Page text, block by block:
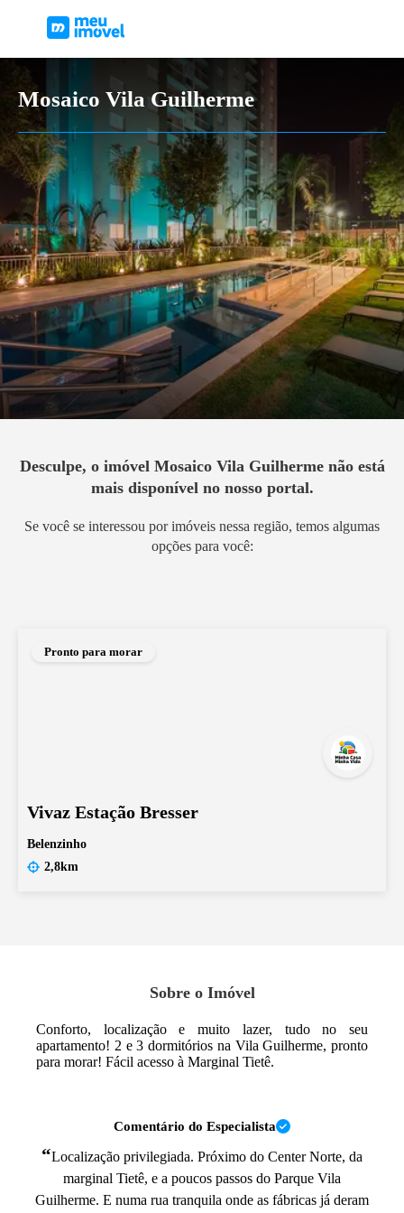
Mosaico Vila Guilherme
Desculpe, o imóvel Mosaico Vila Guilhermenão está
mais disponível no nosso portal.
Se você se interessou por imóveis nessa região, temos algumas
opções para você:
Pronto para morar
Vivaz Estação Bresser
Belenzinho
2,8km
Sobre o Imóvel
Conforto, localização e muito lazer, tudo no seu
apartamento! 2 e 3 dormitórios na Vila Guilherme, pronto
para morar! Fácil acesso à Marginal Tietê.
Comentário do Especialista
“Localização privilegiada. Próximo do Center Norte, da
marginal Tietê, e a poucos passos do Parque Vila
Guilherme. E numa rua tranquila onde as fábricas já deram